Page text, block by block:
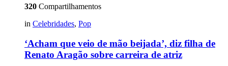
320 Compartilhamentos
in Celebridades, Pop
‘Acham que veio de mão beijada’, diz filha de
Renato Aragão sobre carreira de atriz